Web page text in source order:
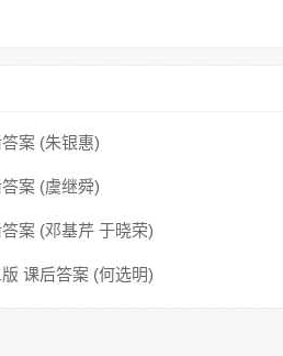
案 (朱银惠)
案 (虞继舜)
案 (邓基芹 于晓荣)
课后答案 (何选明)